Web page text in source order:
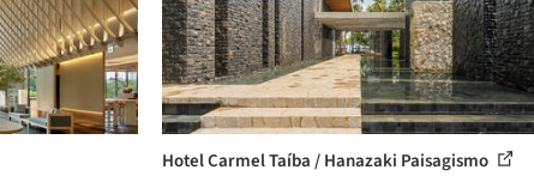
Hotel Carmel Taíba / Hanazaki Paisagismo